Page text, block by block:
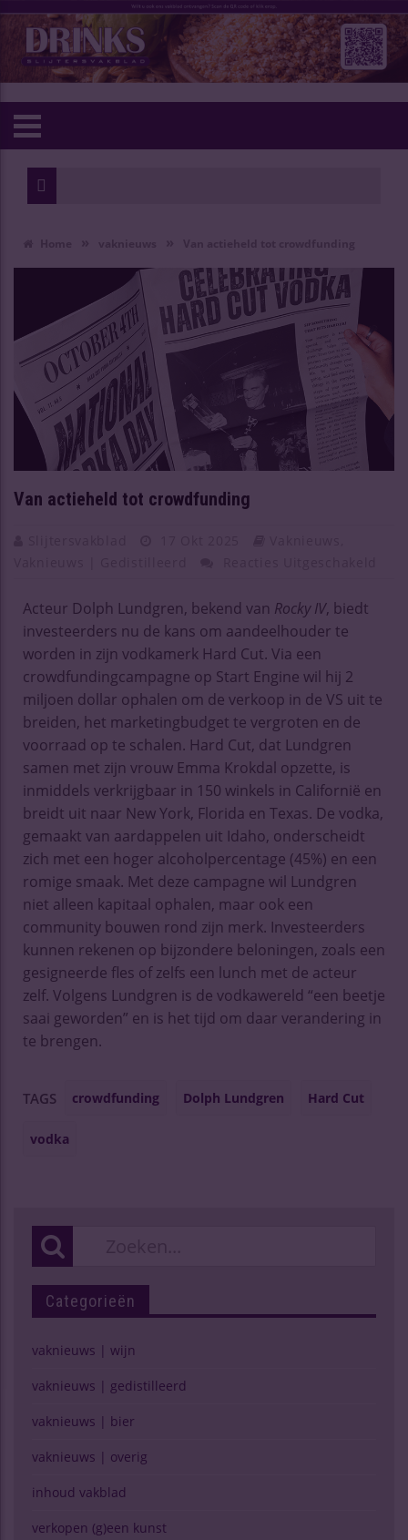
Van actieheld tot crowdfunding
Acteur Dolph Lundgren, bekend van Rocky IV, biedt
investeerders nu de kans om aandeelhouder te
worden in zijn vodkamerk Hard Cut. Via een
crowdfundingcampagne op Start Engine wil hij 2
miljoen dollar ophalen om de verkoop in de VS uit te
breiden, het marketingbudget te vergroten en de
voorraad op te schalen. Hard Cut, dat Lundgren
samen met zijn vrouw Emma Krokdal opzette, is
inmiddels verkrijgbaar in 150 winkels in Californië en
breidt uit naar New York, Florida en Texas. De vodka,
gemaakt van aardappelen uit Idaho, onderscheidt
zich met een hoger alcoholpercentage (45%) en een
romige smaak. Met deze campagne wil Lundgren
niet alleen kapitaal ophalen, maar ook een
community bouwen rond zijn merk. Investeerders
kunnen rekenen op bijzondere beloningen, zoals een
gesigneerde fles of zelfs een lunch met de acteur
zelf. Volgens Lundgren is de vodkawereld “een beetje
saai geworden” en is het tijd om daar verandering in
te brengen.
TAGS crowdfunding Dolph Lundgren Hard Cut
vodka
Categorieën
vaknieuws | wijn
vaknieuws | gedistilleerd
vaknieuws | bier
vaknieuws | overig
inhoud vakblad
verkopen (g)een kunst